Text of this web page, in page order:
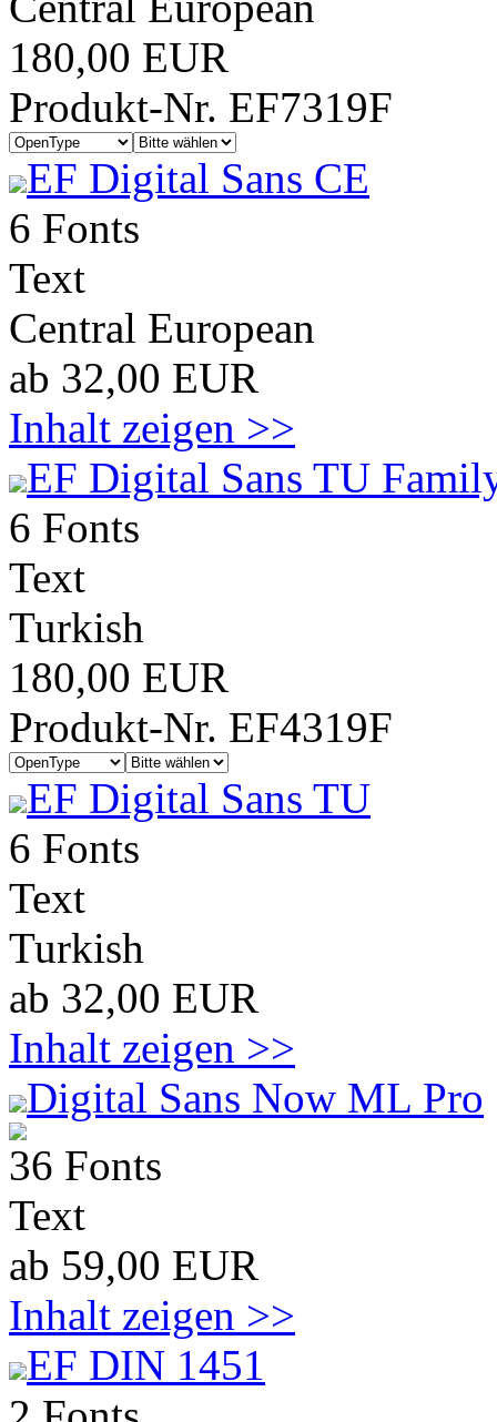
180,00 EUR
Produkt-Nr. EF7319F
EF Digital Sans CE
6 Fonts
Text
Central European
ab 32,00 EUR
Inhalt zeigen >>
EF Digital Sans TU
6 Fonts
Text
Turkish
180,00 EUR
Produkt-Nr. EF4319F
EF Digital Sans TU
6 Fonts
Text
Turkish
ab 32,00 EUR
Inhalt zeigen >>
Digital Sans Now ML Pro
36 Fonts
Text
ab 59,00 EUR
Inhalt zeigen >>
EF DIN 1451